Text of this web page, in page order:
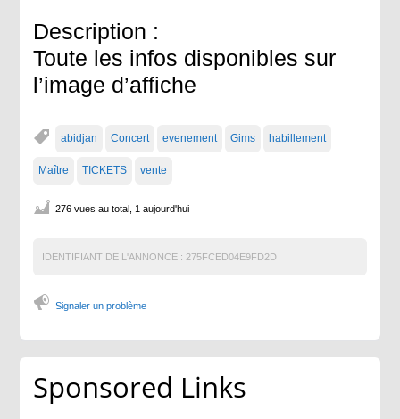
Description :
Toute les infos disponibles sur
l’image d’affiche
abidjan Concert evenement Gims habillement
Maître TICKETS vente
276 vues au total, 1 aujourd'hui
IDENTIFIANT DE L'ANNONCE : 275FCED04E9FD2D
Signaler un problème
Sponsored Links